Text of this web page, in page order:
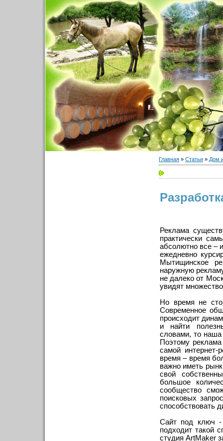
Главная » Статьи » Дом
Реклама
практически
абсолютно все –
ежедневно
Мытищинское
наружную
не далеко от
увидят
Но время не
Современное
происходит
и найти
словами, то наша
Поэтому
самой
время – время
важно иметь
свой
большое
сообщество
поисковых
способствовать
Сайт под ключ -
подходит такой
студия ArtMaker